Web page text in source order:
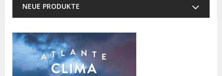
NEUE PRODUKTE